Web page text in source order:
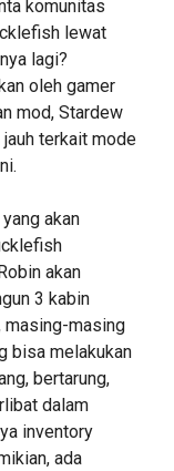
komunitas
lewat
lagi?
oleh gamer
mod, Stardew
terkait mode
akan
akan
3 kabin
masing-masing
bisa melakukan
bertarung,
dalam
inventory
ada